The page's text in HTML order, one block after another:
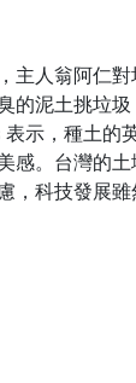
主人翁阿仁
的泥土挑垃
示，種土的
感。台灣的
，科技發展